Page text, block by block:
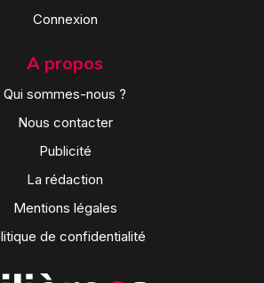
Connexion
A propos
Qui sommes-nous ?
Nous contacter
Publicité
La rédaction
Mentions légales
de confidentialité